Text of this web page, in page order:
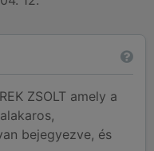
ZSOLT amely a
bejegyezve, és